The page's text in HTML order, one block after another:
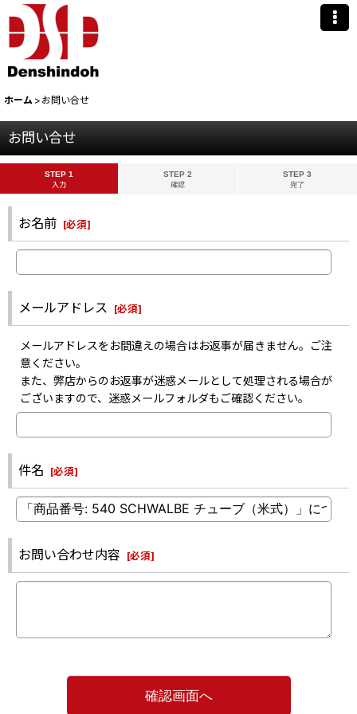
ホーム > お問い合せ
お問い合せ
STEP 1
入力
STEP 2
確認
STEP 3
完了
お名前 [必須]
メールアドレス [必須]
メールアドレスをお間違えの場合はお返事が届きません。ご注
意ください。
また、弊店からのお返事が迷惑メールとして処理される場合が
ございますので、迷惑メールフォルダもご確認ください。
件名 [必須]
お問い合わせ内容 [必須]
確認画面へ